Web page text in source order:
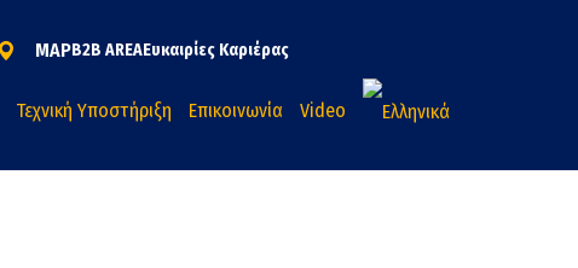
MAPB2B AREAΕυκαιρίες Καριέρας
Τεχνική Υποστήριξη Επικοινωνία Video